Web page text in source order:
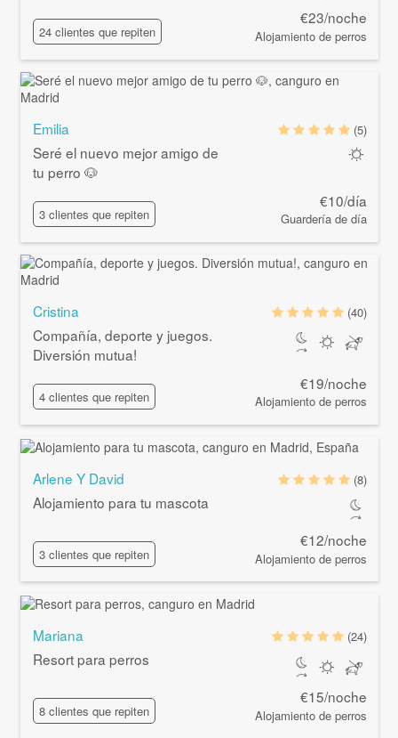
24 clientes que repiten
€23/noche
Alojamiento de perros
Emilia
Seré el nuevo mejor amigo de
tu perro 🐶
3 clientes que repiten
(5)
€10/día
Guardería de día
Cristina
Compañía, deporte y juegos.
Diversión mutua!
4 clientes que repiten
(40)
€19/noche
Alojamiento de perros
Arlene Y David
Alojamiento para tu mascota
3 clientes que repiten
(8)
€12/noche
Alojamiento de perros
Mariana
Resort para perros
8 clientes que repiten
(24)
€15/noche
Alojamiento de perros